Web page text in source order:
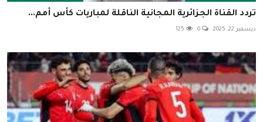
تردد القناة الجزائرية المجانية الناقلة لمباريات كأس أمم...
ديسمبر 22, 2025